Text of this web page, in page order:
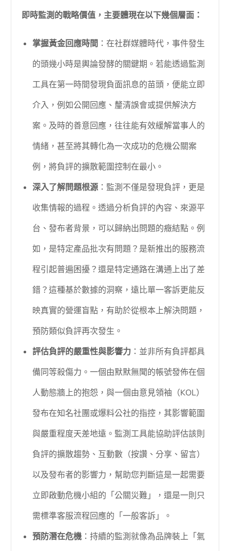
即時監測的戰略價值，主要體現在以下幾個層面：
掌握黃金回應時間 ：在社群媒體時代，事件發生
的頭幾小時是輿論發酵的關鍵期。若能透過監測
工具在第一時間發現負面訊息的苗頭，便能立即
介入，例如公開回應、釐清誤會或提供解決方
案。及時的善意回應，往往能有效緩解當事人的
情緒，甚至將其轉化為一次成功的危機公關案
例，將負評的擴散範圍控制在最小。
深入了解問題根源 ：監測不僅是發現負評，更是
收集情報的過程。透過分析負評的內容、來源平
台、發布者背景，可以歸納出問題的癥結點。例
如，是特定產品批次有問題？是新推出的服務流
程引起普遍困擾？還是特定通路在溝通上出了差
錯？這種基於數據的洞察，遠比單一客訴更能反
映真實的營運盲點，有助於從根本上解決問題，
預防類似負評再次發生。
評估負評的嚴重性與影響力 ：並非所有負評都具
備同等殺傷力。一個由默默無聞的帳號發佈在個
人動態牆上的抱怨，與一個由意見領袖（KOL）
發布在知名社團或爆料公社的指控，其影響範圍
與嚴重程度天差地遠。監測工具能協助評估該則
負評的擴散趨勢、互動數（按讚、分享、留言）
以及發布者的影響力，幫助您判斷這是一起需要
立即啟動危機小組的「公關災難」，還是一則只
需標準客服流程回應的「一般客訴」。
預防潛在危機 ：持續的監測就像為品牌裝上「氣